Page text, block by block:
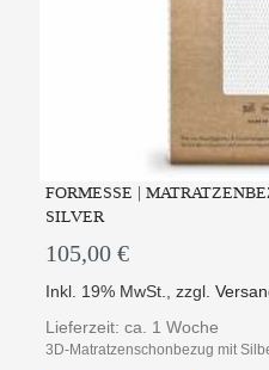
FORMESSE |
SILVER
105,00 €
Inkl. 19% MwSt. ,zzgl.
Lieferzeit: ca. 1 Woche
3D-Matratzenschonbezug mit